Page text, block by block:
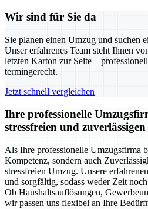
Wir sind für Sie da
Sie planen einen Umzug und suchen
Unser erfahrenes Team steht Ihnen
letzten Karton zur Seite –
termingerecht.
Jetzt schnell vergleichen
Ihre professionelle
stressfreien und
Als Ihre professionelle Umzugsfirma
Kompetenz, sondern auch
stressfreien Umzug. Unsere
und sorgfältig, sodass weder Zeit
Ob Haushaltsauflösungen,
wir passen uns flexibel an Ihre